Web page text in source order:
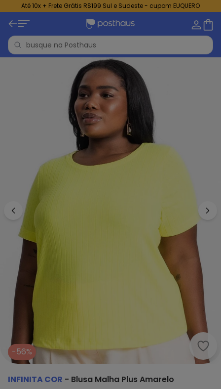
Até 10x + Frete Grátis R$199 Sul e Sudeste - cupom EUQUERO
-56%
INFINITA COR - Blusa Malha Plus Amarelo